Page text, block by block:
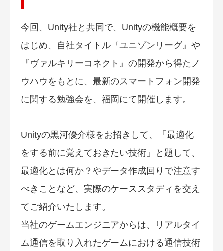
今回、Unity社と共同で、Unityの機能概要を
はじめ、自社タイトル『ユニゾンリーグ』や
『ヴァルキリーコネクト』の開発から得たノ
ウハウをもとに、最新のスマートフォン開発
に関する勉強会を、福岡にて開催します。
Unityの黒河優介様をお招きして、「最適化
をする前に覚えておきたい技術」と題して、
最適化とは何か？やデータ作成回りで注意す
べきことなど、実際のケーススタディを交え
てご紹介いたします。
当社のゲームエンジニアからは、リアルタイ
ム通信を取り入れたゲームにおける通信技術